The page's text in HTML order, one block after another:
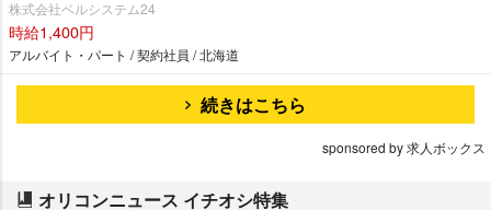
株式会社ベルシステム24
時給1,400円
アルバイト・パート / 契約社員 / 北海道
続きはこちら
sponsored by 求人ボックス
オリコンニュース イチオシ特集